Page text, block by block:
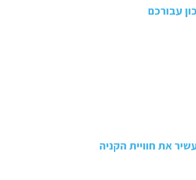
עבורכם
את חוויית הקניה